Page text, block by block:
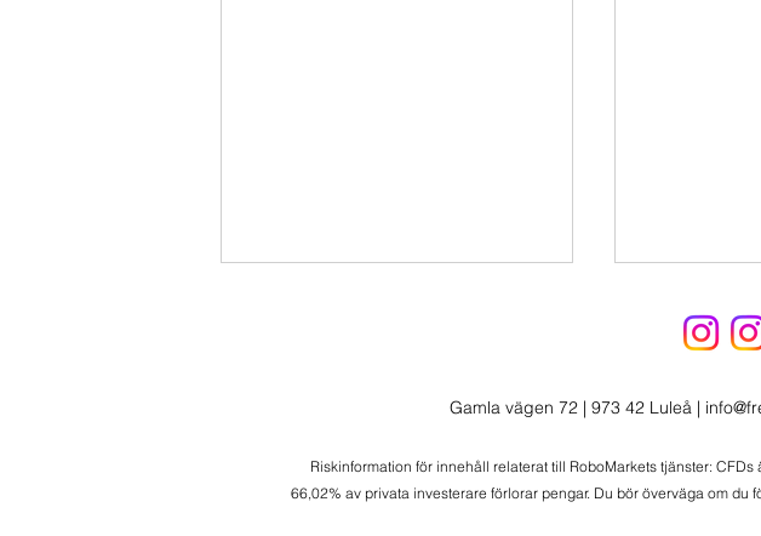
Säljer av 2 positioner
Skalar ner
Gamla vägen 72 | 973 42 Luleå |
Riskinformation för innehåll relaterat till RoboMarkets tjänster:
66,02% av privata investerare förlorar pengar. Du bör överväga om